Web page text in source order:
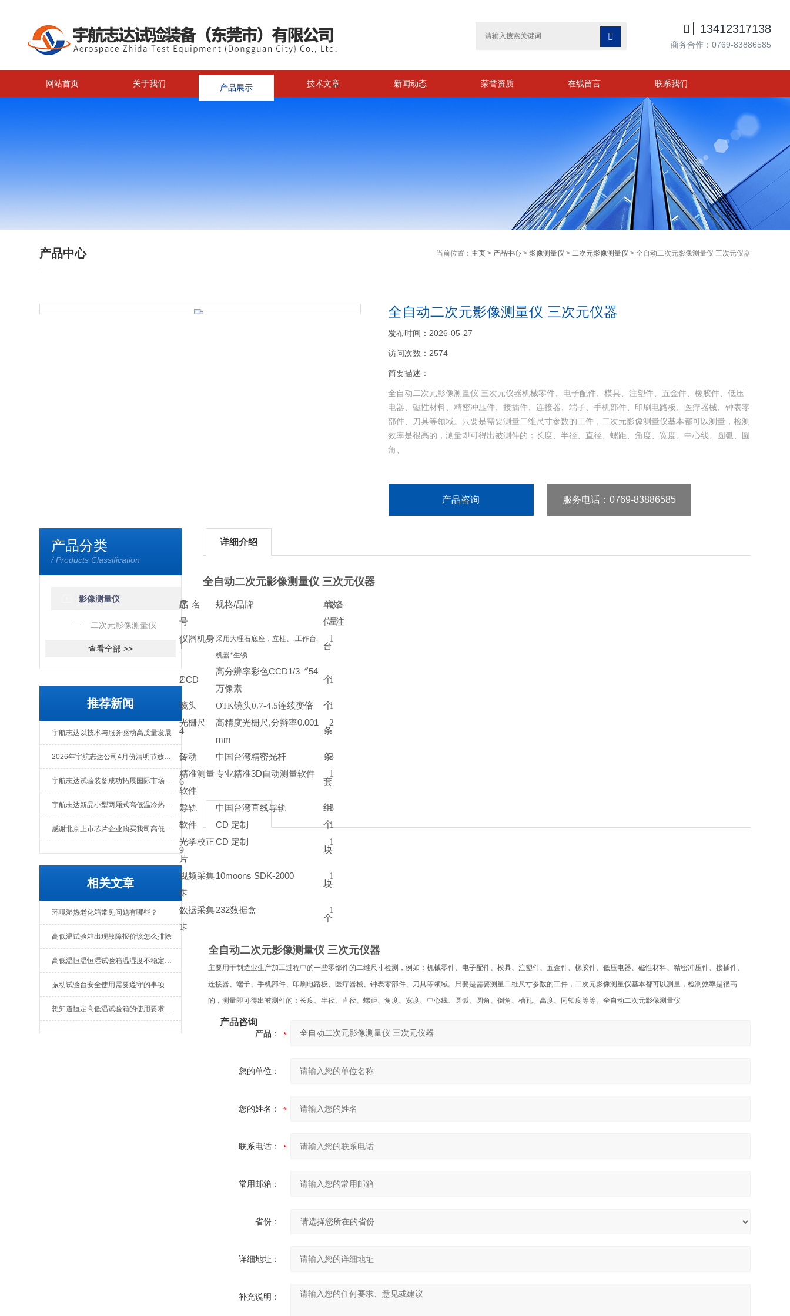

 13412317138
商务合作：0769-83886585
网站首页 关于我们 产品展示 技术文章 新闻动态 荣誉资质 在线留言 联系我们
产品中心 当前位置： 主页> 产品中心> 影像测量仪 > 二次元影像测量仪 > 全自动二次元影像测量仪 三次元仪器
全自动二次元影像测量仪 三次元仪器
发布时间：2026-05-27
访问次数：2574
简要描述：
全自动二次元影像测量仪 三次元仪器机械零件、电子配件、模具、注塑件、五金件、橡胶件、低压
电器、磁性材料、精密冲压件、接插件、连接器、端子、手机部件、印刷电路板、医疗器械、钟表零
部件、刀具等领域。只要是需要测量二维尺寸参数的工件，二次元影像测量仪基本都可以测量，检测
效率是很高的，测量即可得出被测件的：长度、半径、直径、螺距、角度、宽度、中心线、圆弧、圆
角、
产品咨询 服务电话：0769-83886585
产品分类
/ Products Classification
影像测量仪
二次元影像测量仪
查看全部 >>
推荐新闻
宇航志达以技术与服务驱动高质量发展
2026年宇航志达公司4月份清明节放假通知
宇航志达试验装备成功拓展国际市场出口肯尼亚
宇航志达新品小型两厢式高低温冷热冲击试验箱
感谢北京上市芯片企业购买我司高低温冲击热流仪
相关文章
环境湿热老化箱常见问题有哪些？
高低温试验箱出现故障报价该怎么排除
高低温恒温恒湿试验箱温湿度不稳定如何解决
振动试验台安全使用需要遵守的事项
想知道恒定高低温试验箱的使用要求，看下文就可以
详细介绍
全自动二次元影像测量仪 三次元仪器
序
号
品 名 规格/品牌
单
位
数
量
备
注
1
仪器机身 采用大理石底座，立柱、,工作台,
机器*生锈
台
1
2
CCD
高分辨率彩色CCD1/3 〞54
万像素
个
1
3
镜头 OTK镜头0.7-4.5连续变倍 个
1
4
光栅尺 高精度光栅尺,分辩率0.001
mm
条
2
5
传动 中国台湾精密光杆 条
3
6
精准测量
软件
专业精准3D自动测量软件
套
1
7
导轨 中国台湾直线导轨 组
3
8
软件 CD 定制 个
1
9
光学校正
片
CD 定制
块
1
1
0
视频采集
卡
10moons SDK-2000
块
1
1
1
数据采集
卡
232数据盒
个
1
全自动二次元影像测量仪 三次元仪器
主要用于制造业生产加工过程中的一些零部件的二维尺寸检测，例如：机械零件、电子配件、模具、注塑件、五金件、橡胶件、低压电器、磁性材料、精密冲压件、接插件、
连接器、端子、手机部件、印刷电路板、医疗器械、钟表零部件、刀具等领域。只要是需要测量二维尺寸参数的工件，二次元影像测量仪基本都可以测量，检测效率是很高
的，测量即可得出被测件的：长度、半径、直径、螺距、角度、宽度、中心线、圆弧、圆角、倒角、槽孔、高度、同轴度等等。全自动二次元影像测量仪
产品咨询
产品：
您的单位：
您的姓名：
联系电话：
常用邮箱：
省份：
详细地址：
补充说明：